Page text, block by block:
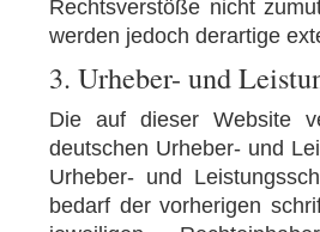
Rechtsverstöße nicht
werden jedoch derartige
3. Urheber- und
Die auf dieser Website
deutschen Urheber- und
Urheber- und
bedarf der vorherigen